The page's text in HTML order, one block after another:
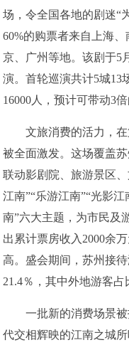
场，令全国各地的剧迷“
60%的购票者来自上海
京、广州等地。该剧于5
演。首轮巡演共计5城13
16000人，预计可带动3
文旅消费的活力，在
被全面激发。这场覆盖
联动影剧院、旅游景区
江南”“乐游江南”“光影
南”六大主题，为市民及
出累计票房收入2000余
高。盛会期间，苏州接
21.4％，其中外地游客占
一批新的消费场景被
代交相辉映的江南之城